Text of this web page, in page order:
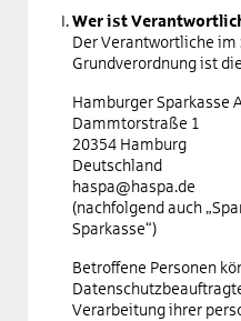
Wer ist
Der Verantwortliche im
Grundverordnung ist
Hamburger Sparkasse
Dammtorstraße 1
20354 Hamburg
Deutschland
haspa@haspa.de
(nachfolgend auch
Sparkasse“)
Betroffene Personen
Verarbeitung ihrer